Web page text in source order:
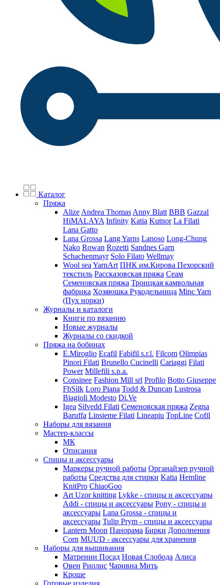
Каталог
Пряжа
Alize Andrea Thomas Anny Blatt BBB Gazzal
HiMALAYA Infinity Katia Kutnor La Filati
Lana Gatto
Lana Grossa Lang Yarns Lanoso Long-Chung
Nako Rowan Rozetti Sandnes Garn
Schachenmayr Solo Filato Wellmay
Wool sea YarnArt ПНК им.Кирова Пехорский
текстиль Рассказовская пряжа Сеам
Семеновская пряжа Троицкая камвольная
фабрика Хозяюшка Рукодельница Minc Yarn
(Пух норки)
Журналы и каталоги
Книги по вязанию
Новые журналы
Журналы со скидкой
Пряжа на бобинах
E.Miroglio Ecafil Fabifil s.r.l. Filcom Olimpias
Pinori Filati Brunello Cucinelli Cariaggi Filati
Power Millefili s.p.a.
Consinee Fashion Mill srl Profilo Botto Giuseppe
FbSilk Loro Piana Todd & Duncan Lustrosa
Biagioli Modesto Di.Ve
Igea Silvedd Filati Семеновская пряжа Zegna
Baruffa Linsieme Filati Lineapiu TopLine Cofil
Наборы для вязания
Мастер-классы
МК
Описания
Спицы и аксессуары
Маркеры ручной работы Органайзер ручной
работы Средства для стирки Katia Hemline
KnitPro ChiaoGoo
Art Uzor knitting Lykke - спицы и аксессуары
Addi - спицы и аксессуары Pony - спицы и
аксессуары Lana Grossa - спицы и
аксессуары Tulip Prym - спицы и аксессуары
Lantern Moon Панорама Бирки Дополнения
Corn MUUD - аксессуары для хранения
Наборы для вышивания
Матренин Посад Новая Слобода Алиса
Овен Риолис Чаривна Мить
Кроше
Готовые изделия